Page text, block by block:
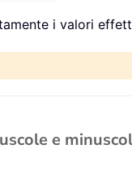
i valori
e